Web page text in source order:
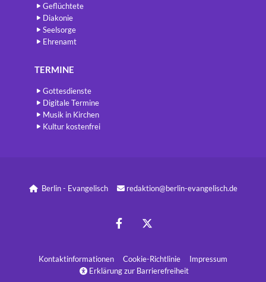
Geflüchtete
Diakonie
Seelsorge
Ehrenamt
TERMINE
Gottesdienste
Digitale Termine
Musik in Kirchen
Kultur kostenfrei
Berlin - Evangelisch  redaktion@berlin-evangelisch.de
Kontaktinformationen Cookie-Richtlinie Impressum
Erklärung zur Barrierefreiheit